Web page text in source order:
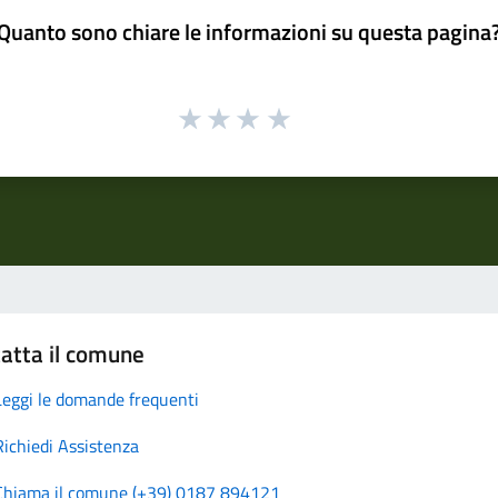
sono chiare le informazioni su questa
il comune
le domande frequenti
Assistenza
il comune (+39) 0187 894121